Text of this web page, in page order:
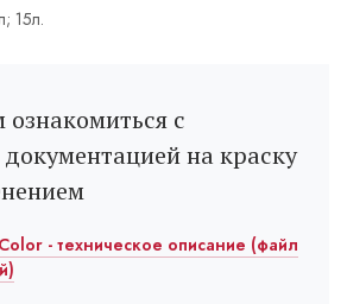
15л.
с
на краску
- техническое описание (файл